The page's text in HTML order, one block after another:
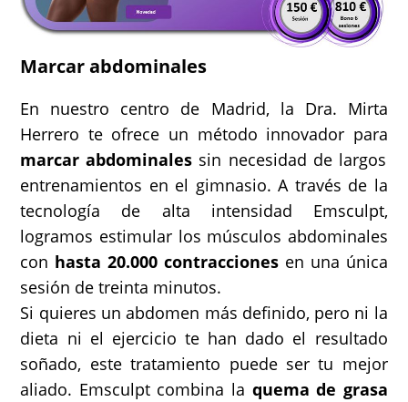
Marcar abdominales
En nuestro centro de Madrid, la Dra. Mirta
Herrero te ofrece un método innovador para
marcar abdominales sin necesidad de largos
entrenamientos en el gimnasio. A través de la
tecnología de alta intensidad Emsculpt,
logramos estimular los músculos abdominales
con hasta 20.000 contracciones en una única
sesión de treinta minutos.
Si quieres un abdomen más definido, pero ni la
dieta ni el ejercicio te han dado el resultado
soñado, este tratamiento puede ser tu mejor
aliado. Emsculpt combina la quema de grasa